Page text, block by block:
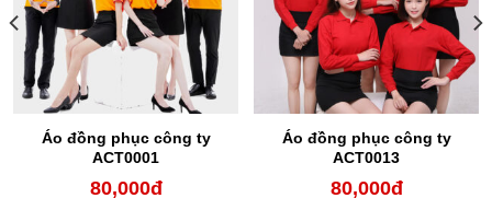
Áo đồng phục công ty
ACT0001
80,000đ
Áo đồng phục công ty
ACT0013
80,000đ